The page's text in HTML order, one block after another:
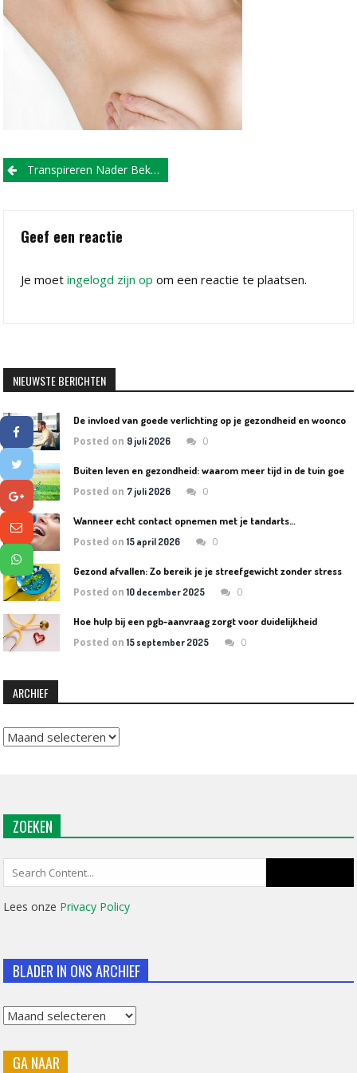
PostTranspireren Nader Bekeken
Geef een reactie
Je moetingelogd zijn op om een reactie te plaatsen.
NIEUWSTE BERICHTEN
Posted on 9 juli 2026 0
Posted on 7 juli 2026 0
Wanneer echt contact opnemen met je tandarts…
Posted on15 april 2026 0
Gezond afvallen: Zo bereik je je streefgewicht zonder stress
Posted on10 december 2025 0
Hoe hulp bij een pgb-aanvraag zorgt voor duidelijkheid
Posted on15 september 2025 0
ARCHIEF
Archief
ZOEKEN
Lees onze Privacy Policy
BLADER IN ONS ARCHIEF
Blader
ons
GA NAAR